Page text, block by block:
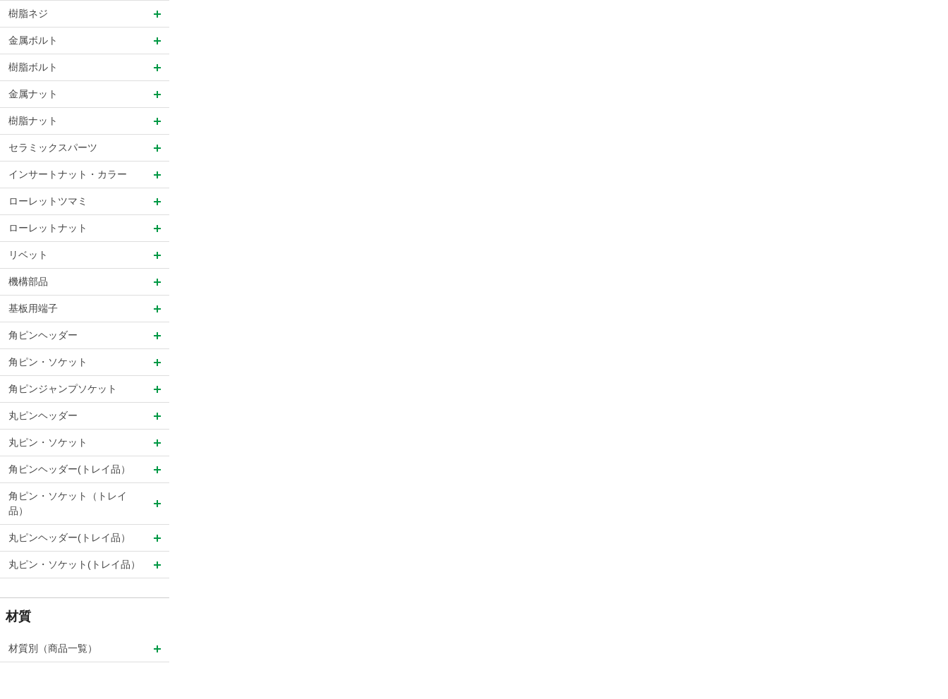
樹脂ネジ
金属ボルト
樹脂ボルト
金属ナット
樹脂ナット
セラミックスパーツ
インサートナット・カラー
ローレットツマミ
ローレットナット
リベット
機構部品
基板用端子
角ピンヘッダー
角ピン・ソケット
角ピンジャンプソケット
丸ピンヘッダー
丸ピン・ソケット
角ピンヘッダー(トレイ品）
角ピン・ソケット（トレイ
品）
丸ピンヘッダー(トレイ品）
丸ピン・ソケット(トレイ品）
材質
材質別（商品一覧）